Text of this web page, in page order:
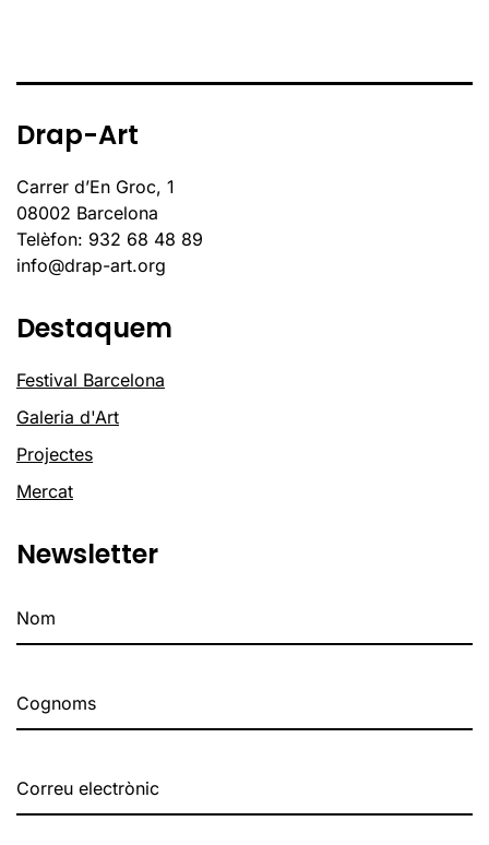
Drap-Art
Carrer d’En Groc, 1
08002 Barcelona
Telèfon: 932 68 48 89
info@drap-art.org
Destaquem
Festival Barcelona
Galeria d'Art
Projectes
Mercat
Newsletter